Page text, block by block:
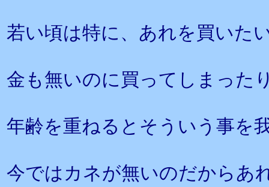
若い頃は特に、あれを買いた
金も無いのに買ってしまった
年齢を重ねるとそういう事を
今ではカネが無いのだからあ